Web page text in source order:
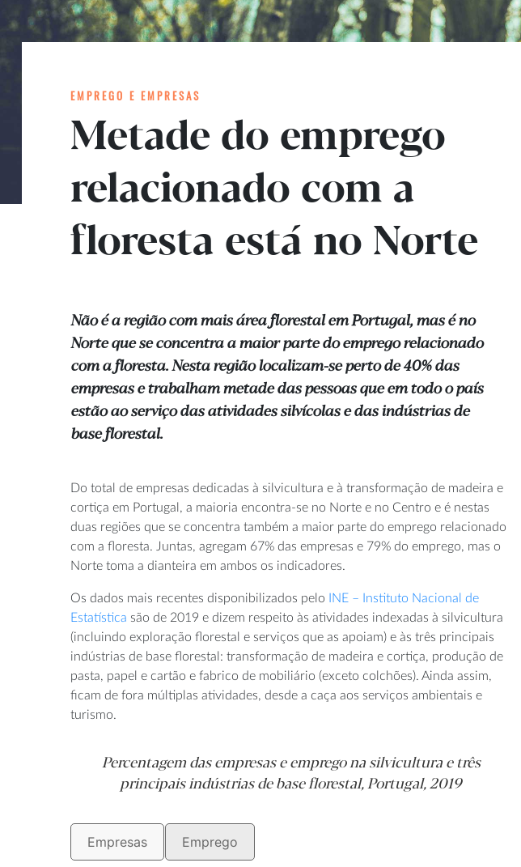
EMPREGO E EMPRESAS
Metade do emprego
relacionado com a
floresta está no Norte
Não é a região com mais área florestal em Portugal, mas é no
Norte que se concentra a maior parte do emprego relacionado
com a floresta. Nesta região localizam-se perto de 40% das
empresas e trabalham metade das pessoas que em todo o país
estão ao serviço das atividades silvícolas e das indústrias de
base florestal.
Do total de empresas dedicadas à silvicultura e à transformação de madeira e
cortiça em Portugal, a maioria encontra-se no Norte e no Centro e é nestas
duas regiões que se concentra também a maior parte do emprego relacionado
com a floresta. Juntas, agregam 67% das empresas e 79% do emprego, mas o
Norte toma a dianteira em ambos os indicadores.
Os dados mais recentes disponibilizados pelo
INE – Instituto Nacional de
Estatística são de 2019 e dizem respeito às atividades indexadas à silvicultura
(incluindo exploração florestal e serviços que as apoiam) e às três principais
indústrias de base florestal: transformação de madeira e cortiça, produção de
pasta, papel e cartão e fabrico de mobiliário (exceto colchões). Ainda assim,
ficam de fora múltiplas atividades, desde a caça aos serviços ambientais e
turismo.
Percentagem das empresas e emprego na silvicultura e três
principais indústrias de base florestal, Portugal, 2019
Empresas Emprego